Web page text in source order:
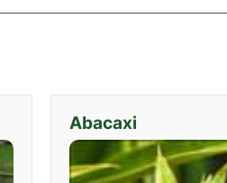
Abacaxi